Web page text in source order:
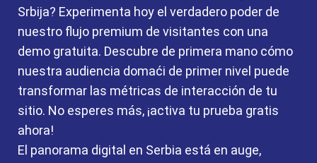
Srbija? Experimenta hoy el verdadero poder de
nuestro flujo premium de visitantes con una
demo gratuita. Descubre de primera mano cómo
nuestra audiencia domaći de primer nivel puede
transformar las métricas de interacción de tu
sitio. No esperes más, ¡activa tu prueba gratis
ahora!
El panorama digital en Serbia está en auge,